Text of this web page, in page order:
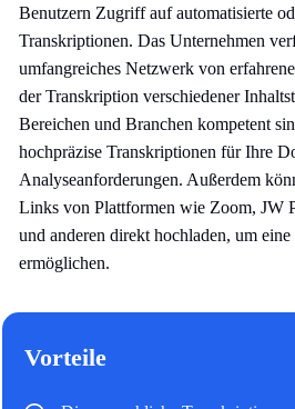
Benutzern Zugriff auf automatisierte
Transkriptionen. Das Unternehmen
umfangreiches Netzwerk von
der Transkription verschiedener
Bereichen und Branchen kompetent
hochpräzise Transkriptionen für Ihre
Analyseanforderungen. Außerdem
Links von Plattformen wie Zoom, JW
und anderen direkt hochladen, um
ermöglichen.
Vorteile